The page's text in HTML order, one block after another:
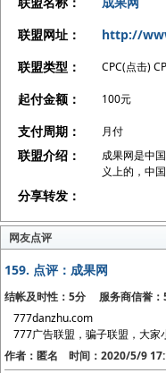
联盟网址：
http://
联盟类型：
CPC(点击)
起付金额： 100元
支付周期： 月付
联盟介绍：
成果网是中
义上的，中
分享转发：
网友点评
159. 点评：成果网
结帐及时性：5分 服务商信誉
777danzhu.com
777广告联盟，骗子联盟，大家
作者：匿名 时间：2020/5/9